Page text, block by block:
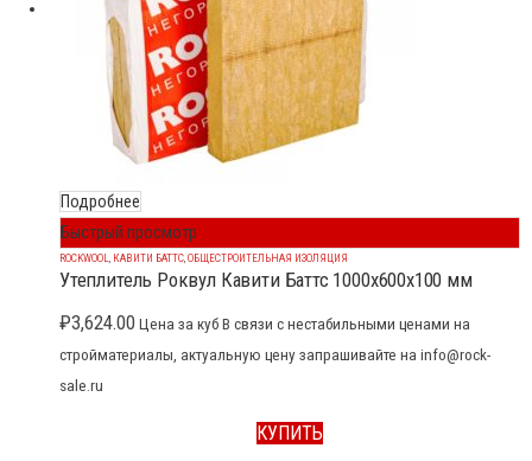
Подробнее
Быстрый просмотр
ROCKWOOL КАВИТИ БАТТС ОБЩЕСТРОИТЕЛЬНАЯ ИЗОЛЯЦИЯ
Утеплитель Роквул Кавити Баттс 1000x600x100 мм
₽3,624.00 Цена за куб В связи с нестабильными ценами на
стройматериалы, актуальную цену запрашивайте на info@rock-
sale.ru
КУПИТЬ